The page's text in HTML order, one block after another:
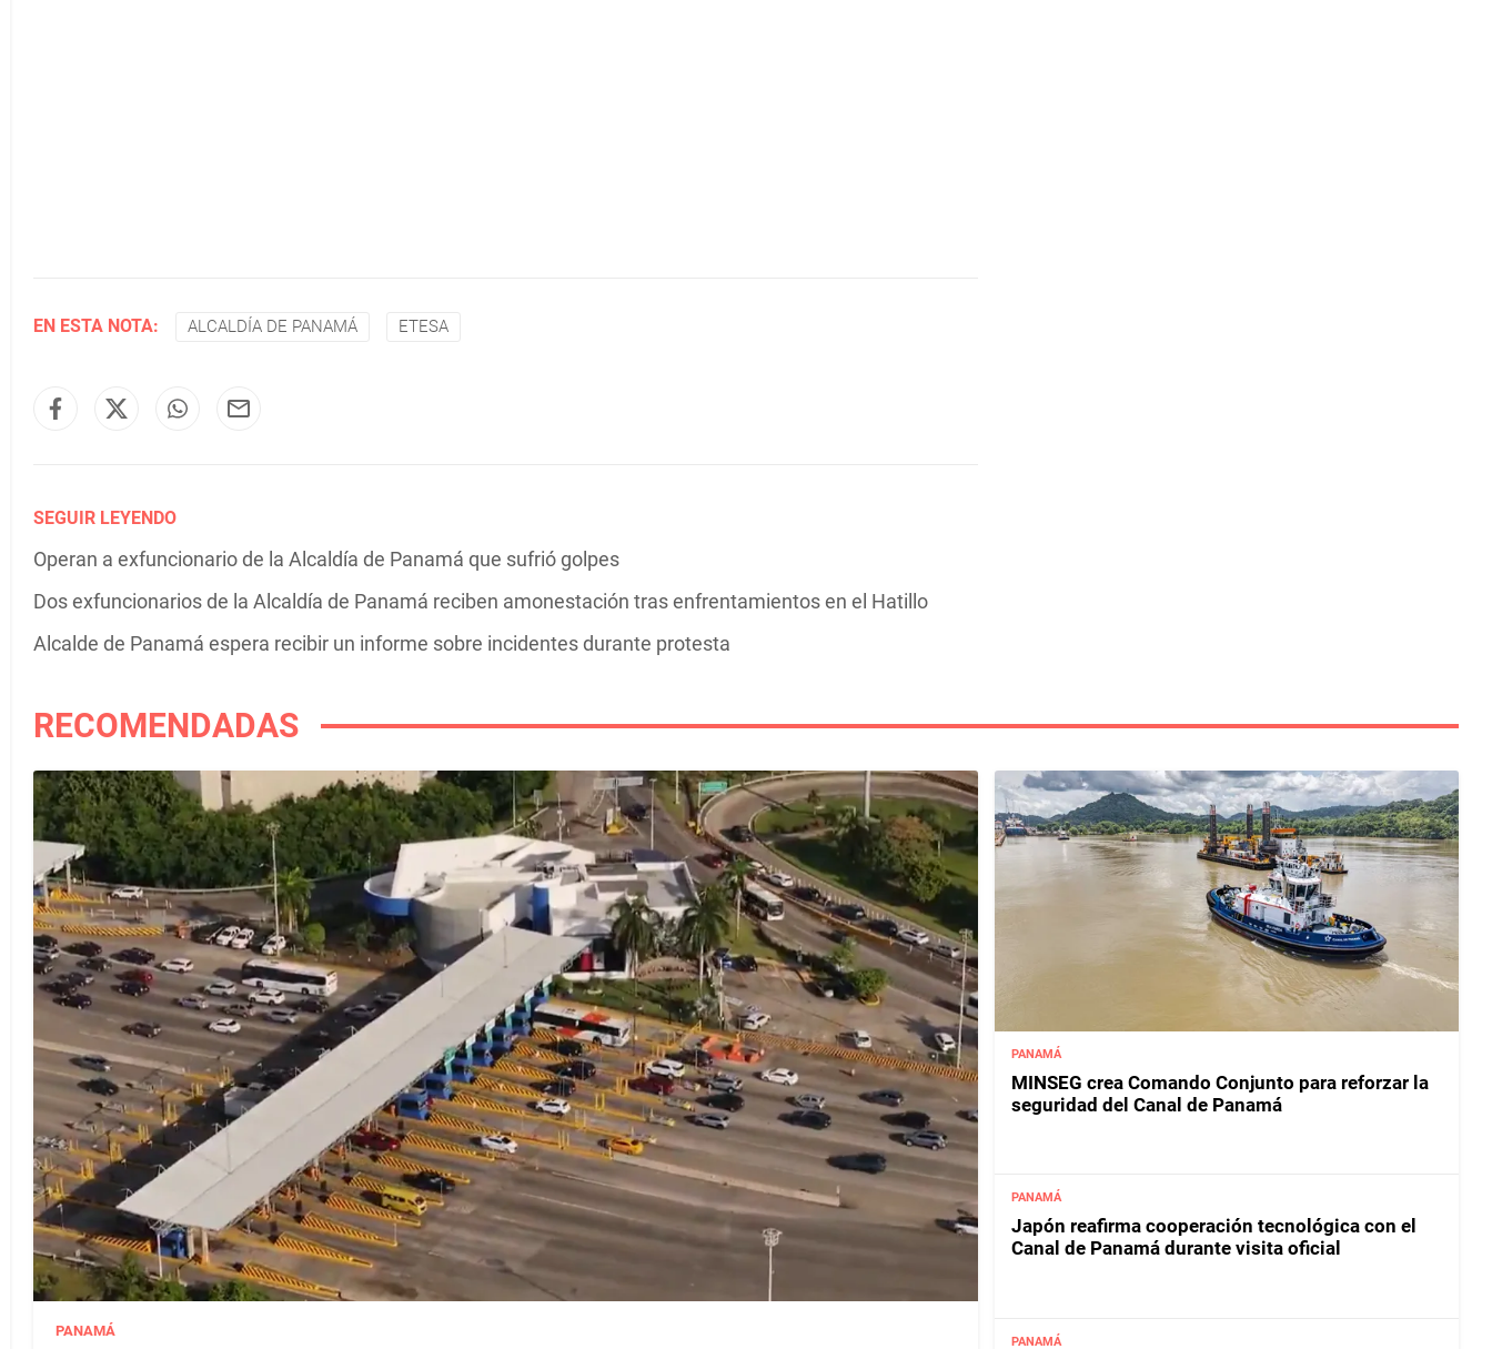
EN ESTA NOTA: ALCALDÍA DE PANAMÁ ETESA
SEGUIR LEYENDO
Operan a exfuncionario de la Alcaldía de Panamá que sufrió golpes
Dos exfuncionarios de la Alcaldía de Panamá reciben amonestación tras enfrentamientos en el Hatillo
Alcalde de Panamá espera recibir un informe sobre incidentes durante protesta
RECOMENDADAS
PANAMÁ
PANAMÁ
MINSEG crea Comando Conjunto para reforzar la
seguridad del Canal de Panamá
PANAMÁ
Japón reafirma cooperación tecnológica con el
Canal de Panamá durante visita oficial
PANAMÁ